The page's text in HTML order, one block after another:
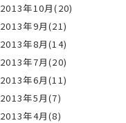
2013年10月(20)
2013年9月(21)
2013年8月(14)
2013年7月(20)
2013年6月(11)
2013年5月(7)
2013年4月(8)